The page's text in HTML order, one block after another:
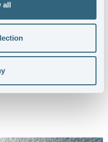
all
inom
i flera material som till
aluminium och stål.